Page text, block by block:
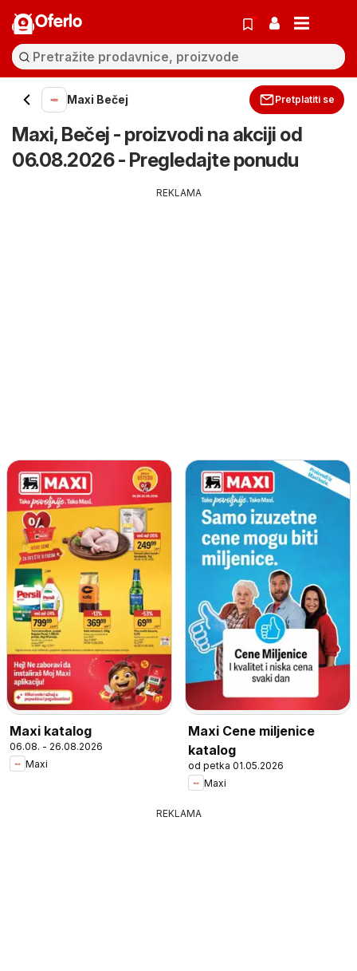
Oferlo
Maxi Bečej Pretplatiti se
Maxi, Bečej - proizvodi na akciji od
06.08.2026 - Pregledajte ponudu
REKLAMA
Maxi katalog
06.08. - 26.08.2026
Maxi
Maxi Cene miljenice
katalog
od petka 01.05.2026
Maxi
REKLAMA